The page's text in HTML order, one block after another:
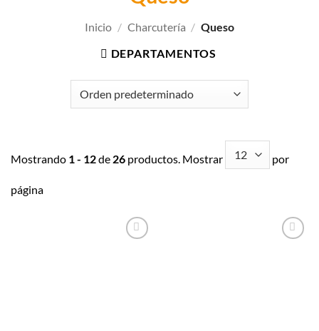
Inicio / Charcutería / Queso
DEPARTAMENTOS
Mostrando 1 - 12de 26 productos. Mostrar por
página